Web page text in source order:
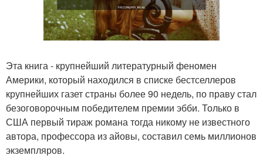
Эта книга - крупнейший литературный феномен
Америки, который находился в списке бестселлеров
крупнейших газет страны более 90 недель, по праву стал
безоговорочным победителем премии эбби. Только в
США первый тираж романа тогда никому не известного
автора, профессора из айовы, составил семь миллионов
экземпляров.